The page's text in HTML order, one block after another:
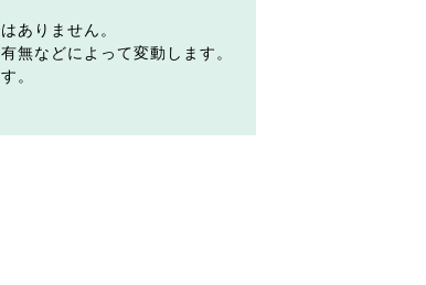
ありません。
無などによって変動します。
。